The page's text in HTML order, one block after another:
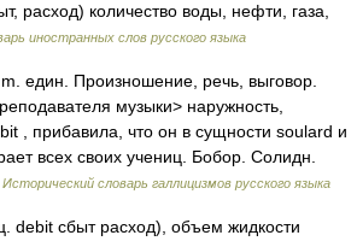
расход) количество воды, нефти, газа,
иностранных слов русского языка
един. Произношение, речь, выговор.
музыки> наружность,
, прибавила, что он в сущности soulard и
всех своих учениц. Бобор. Солидн.
Исторический словарь галлицизмов русского языка
debit сбыт расход), объем жидкости